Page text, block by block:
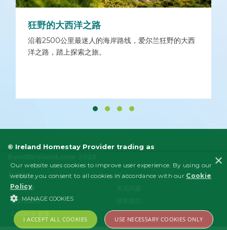
狂野的大西洋之路
沿着2500公里最迷人的海岸路线，爱尔兰狂野的大西
洋之路，踏上探索之旅。
© Ireland Homestay Provider trading as
关于我们
法律
隐私政策
条款和条件
COOKIE 政策
×
Our website uses cookies to improve user experience. By using our
website you consent to all cookies in accordance with our Cookie
Policy.
MANAGE COOKIES
I ACCEPT ALL COOKIES USE NECESSARY COOKIES ONLY